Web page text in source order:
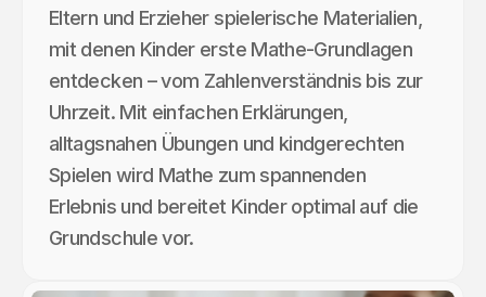
Eltern und Erzieher spielerische Materialien,
mit denen Kinder erste Mathe-Grundlagen
entdecken – vom Zahlenverständnis bis zur
Uhrzeit. Mit einfachen Erklärungen,
alltagsnahen Übungen und kindgerechten
Spielen wird Mathe zum spannenden
Erlebnis und bereitet Kinder optimal auf die
Grundschule vor.